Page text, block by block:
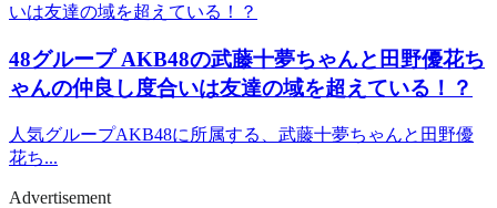
48グループAKB48の武藤十夢ちゃんと田野優花ち
ゃんの仲良し度合いは友達の域を超えている！？
人気グループAKB48に所属する、武藤十夢ちゃんと田野優
花ち...
Advertisement